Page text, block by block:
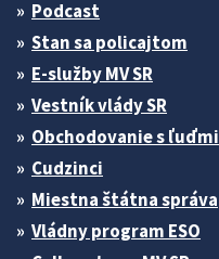
Podcast
Stan sa policajtom
E-služby MV SR
Vestník vlády SR
Obchodovanie s ľuďmi
Cudzinci
Miestna štátna správa
Vládny program ESO